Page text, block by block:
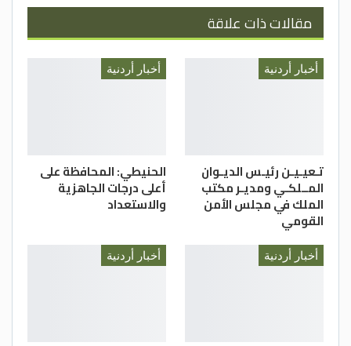
مقالات ذات علاقة
أخبار أردنية
تـعيـيـن رئيـس الديـوان
المــلكـي ومديـر مكتب
الملك في مجلس الأمن
القومي
أخبار أردنية
الحنيطي: المحافظة على
أعلى درجات الجاهزية
والاستعداد
أخبار أردنية أخبار أردنية